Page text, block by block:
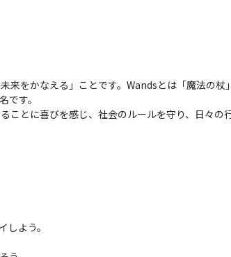
来をかなえる」ことです。Wandsとは「魔法の
です。
とに喜びを感じ、社会のルールを守り、日々の
よう。